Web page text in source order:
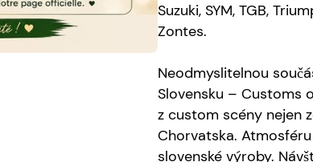
Suzuki, SYM, TGB,
Zontes.
Neodmyslitelnou
Slovensku – Customs
z custom scény nejen
Chorvatska.
slovenské výroby.